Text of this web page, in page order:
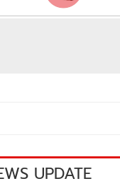
UPDATE